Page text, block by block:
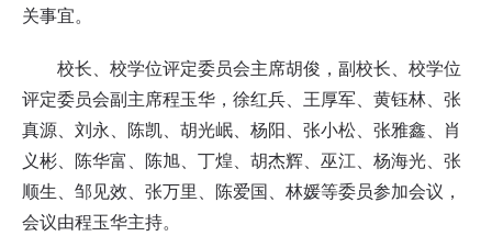
关事宜。
校长、校学位评定委员会主席胡俊，副校长、校学位
评定委员会副主席程玉华，徐红兵、王厚军、黄钰林、张
真源、刘永、陈凯、胡光岷、杨阳、张小松、张雅鑫、肖
义彬、陈华富、陈旭、丁煌、胡杰辉、巫江、杨海光、张
顺生、邹见效、张万里、陈爱国、林媛等委员参加会议，
会议由程玉华主持。